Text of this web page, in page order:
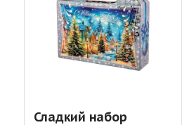
Сладкий набор